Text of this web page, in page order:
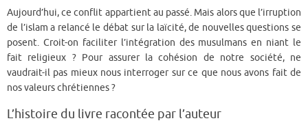
Aujourd’hui, ce conflit appartient au passé. Mais alors que l’irruption
de l’islam a relancé le débat sur la laïcité, de nouvelles questions se
posent. Croit-on faciliter l’intégration des musulmans en niant le
fait religieux ? Pour assurer la cohésion de notre société, ne
vaudrait-il pas mieux nous interroger sur ce que nous avons fait de
nos valeurs chrétiennes ?
L’histoire du livre racontée par l’auteur